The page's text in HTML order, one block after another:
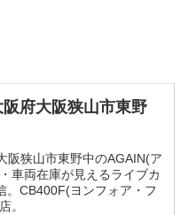
府大阪狭山市東野
阪狭山市東野中のAGAIN(ア
車両在庫が見えるライブカ
。CB400F(ヨンフォア・フ
。